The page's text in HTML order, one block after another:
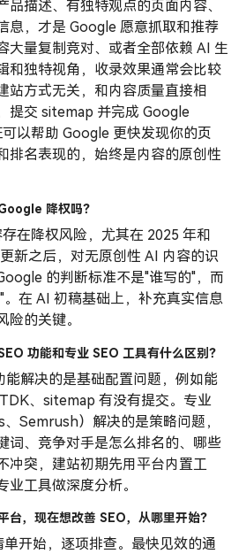
品描述、有独特观点的页面内容、
息，才是 Google 愿意抓取和推荐
大量复制竞对、或者全部依赖 AI 生
和独特视角，收录效果通常会比较
站方式无关，和内容质量直接相
提交 sitemap 并完成 Google
以帮助 Google 更快发现你的页
排名表现的，始终是内容的原创性
降权吗？
在降权风险，尤其在 2025 年和
新之后，对无原创性 AI 内容的识
的判断标准不是"谁写的"，而
在 AI 初稿基础上，补充真实信息
险的关键。
功能和专业 SEO 工具有什么区别？
能解决的是基础配置问题，例如能
、sitemap 有没有提交。专业
Semrush）解决的是策略问题，
词、竞争对手是怎么排名的、哪些
冲突，建站初期先用平台内置工
工具做深度分析。
台，现在想改善 SEO，从哪里开始？
开始，逐项排查。最快见效的通